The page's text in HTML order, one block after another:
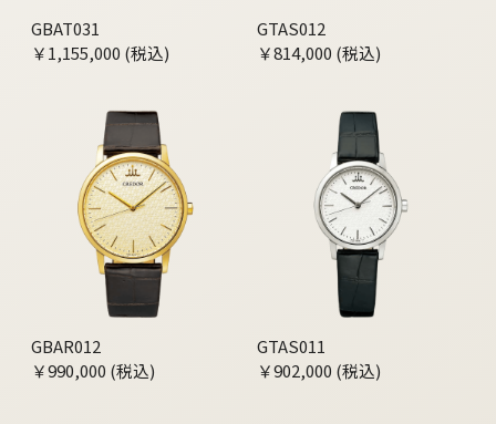
GBAT031
￥1,155,000 (税込)
GTAS012
￥814,000 (税込)
GBAR012
￥990,000 (税込)
GTAS011
￥902,000 (税込)